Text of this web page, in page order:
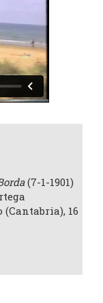
(7-1-1901)
(Cantabria), 16